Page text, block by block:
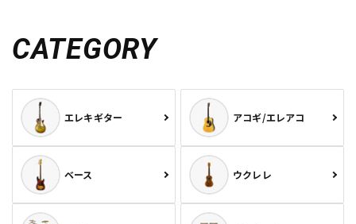
CATEGORY
エレキギター アコギ/エレアコ
ベース ウクレレ